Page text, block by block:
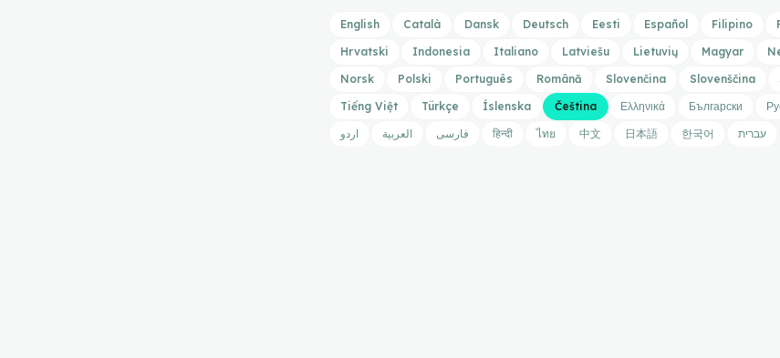
English Català Dansk Deutsch Eesti Español Filipino
Hrvatski
Indonesia Italiano Latviešu Lietuvių Magyar
Norsk
Polski Português Română Slovenčina Slovenščina
Tiếng Việt
Türkçe Íslenska Čeština Ελληνικά Български
اردو
العربية فارسی हिन्दी ไทย 中文 日本語 한국어 עברית